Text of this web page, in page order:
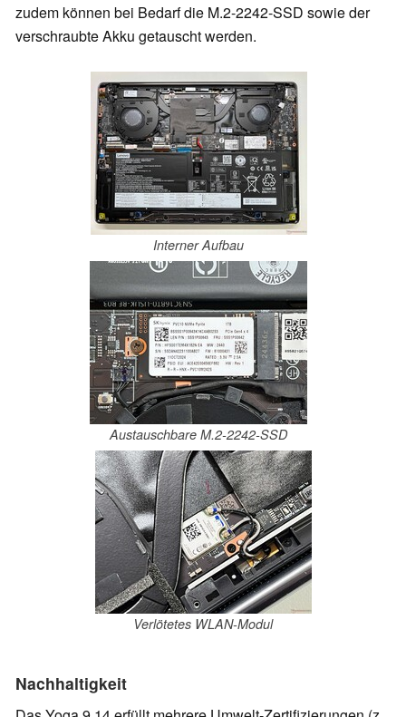
zudem können bei Bedarf die M.2-2242-SSD sowie der
verschraubte Akku getauscht werden.
Interner Aufbau
Austauschbare M.2-2242-SSD
Verlötetes WLAN-Modul
Nachhaltigkeit